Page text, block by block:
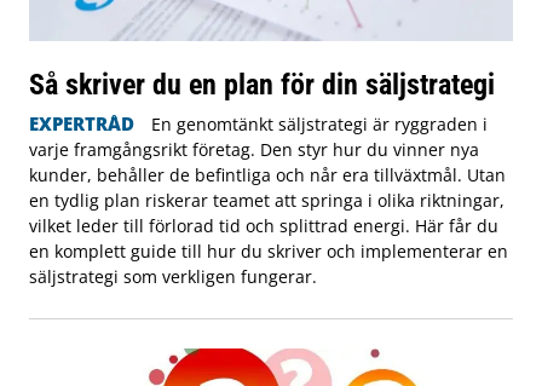
Så skriver du en plan för din säljstrategi
EXPERTRÅD
En genomtänkt säljstrategi är ryggraden i
varje framgångsrikt företag. Den styr hur du vinner nya
kunder, behåller de befintliga och når era tillväxtmål. Utan
en tydlig plan riskerar teamet att springa i olika riktningar,
vilket leder till förlorad tid och splittrad energi. Här får du
en komplett guide till hur du skriver och implementerar en
säljstrategi som verkligen fungerar.